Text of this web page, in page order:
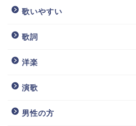
歌いやすい
歌詞
洋楽
演歌
男性の方